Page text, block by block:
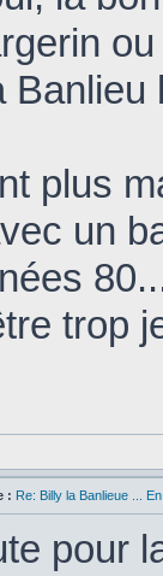
Banlieu
plus
un
trop
: Re: Billy la Banlieue ...
pour